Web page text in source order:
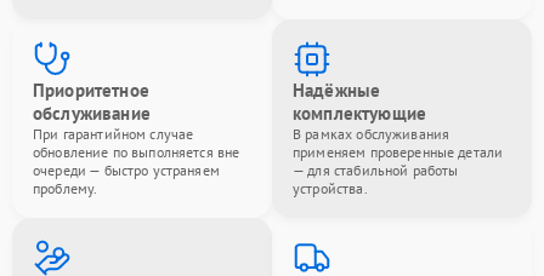
Приоритетное
обслуживание
При гарантийном случае
обновление по выполняется вне
очереди — быстро устраняем
проблему.
Надёжные
комплектующие
В рамках обслуживания
применяем проверенные детали
— для стабильной работы
устройства.